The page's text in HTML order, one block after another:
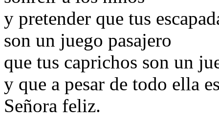
y pretender que tus
son un juego pasajero
que tus caprichos son un
y que a pesar de todo ella
Señora feliz.